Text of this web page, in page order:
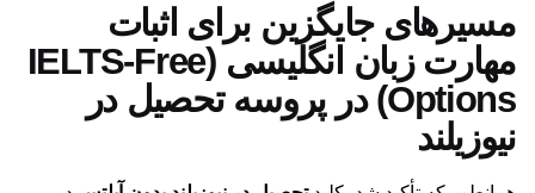
مسیرهای جایگزین برای اثبات
مهارت زبان انگلیسی (IELTS-Free
Options) در پروسه تحصیل در
نیوزیلند